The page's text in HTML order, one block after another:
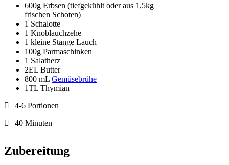
600g Erbsen (tiefgekühlt oder aus 1,5kg
frischen Schoten)
1 Schalotte
1 Knoblauchzehe
1 kleine Stange Lauch
100g Parmaschinken
1 Salatherz
2EL Butter
800 mL Gemüsebrühe
1TL Thymian
4-6 Portionen
40 Minuten
Zubereitung